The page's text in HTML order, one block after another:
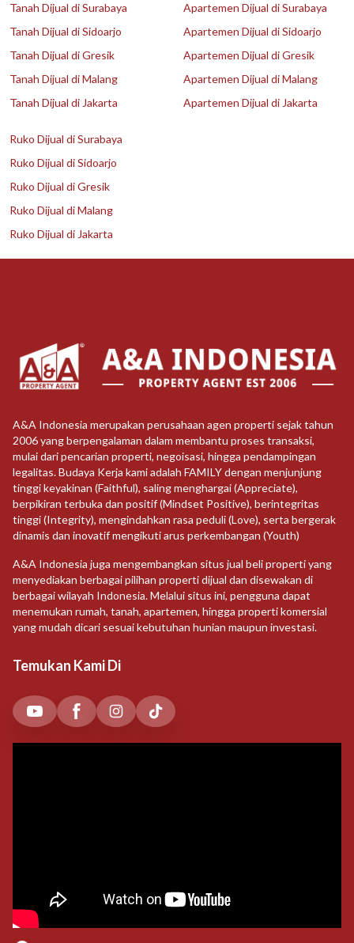
Tanah Dijual di Surabaya
Tanah Dijual di Sidoarjo
Tanah Dijual di Gresik
Tanah Dijual di Malang
Tanah Dijual di Jakarta
Apartemen Dijual di Surabaya
Apartemen Dijual di Sidoarjo
Apartemen Dijual di Gresik
Apartemen Dijual di Malang
Apartemen Dijual di Jakarta
Ruko Dijual di Surabaya
Ruko Dijual di Sidoarjo
Ruko Dijual di Gresik
Ruko Dijual di Malang
Ruko Dijual di Jakarta
A&A Indonesia merupakan perusahaan agen properti sejak tahun
2006 yang berpengalaman dalam membantu proses transaksi,
mulai dari pencarian properti, negoisasi, hingga pendampingan
legalitas. Budaya Kerja kami adalah FAMILY dengan menjunjung
tinggi keyakinan (Faithful), saling menghargai (Appreciate),
berpikiran terbuka dan positif (Mindset Positive), berintegritas
tinggi (Integrity), mengindahkan rasa peduli (Love), serta bergerak
dinamis dan inovatif mengikuti arus perkembangan (Youth)
A&A Indonesia juga mengembangkan situs jual beli properti yang
menyediakan berbagai pilihan properti dijual dan disewakan di
berbagai wilayah Indonesia. Melalui situs ini, pengguna dapat
menemukan rumah, tanah, apartemen, hingga properti komersial
yang mudah dicari sesuai kebutuhan hunian maupun investasi.
Temukan Kami Di